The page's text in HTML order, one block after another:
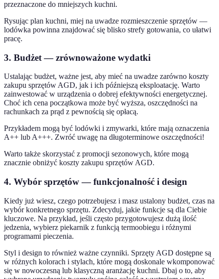
przeznaczone do mniejszych kuchni.
Rysując plan kuchni, miej na uwadze rozmieszczenie sprzętów —
lodówka powinna znajdować się blisko strefy gotowania, co ułatwi
pracę.
3. Budżet — zrównoważone wydatki
Ustalając budżet, ważne jest, aby mieć na uwadze zarówno koszty
zakupu sprzętów AGD, jak i ich późniejszą eksploatację. Warto
zainwestować w urządzenia o dobrej efektywności energetycznej.
Choć ich cena początkowa może być wyższa, oszczędności na
rachunkach za prąd z pewnością się opłacą.
Przykładem mogą być lodówki i zmywarki, które mają oznaczenia
A++ lub A+++. Zwróć uwagę na długoterminowe oszczędności!
Warto także skorzystać z promocji sezonowych, które mogą
znacznie obniżyć koszty zakupu sprzętów AGD.
4. Wybór sprzętów — funkcjonalność i design
Kiedy już wiesz, czego potrzebujesz i masz ustalony budżet, czas na
wybór konkretnego sprzętu. Zdecyduj, jakie funkcje są dla Ciebie
kluczowe. Na przykład, jeśli często przygotowujesz dużą ilość
jedzenia, wybierz piekarnik z funkcją termoobiegu i różnymi
programami pieczenia.
Styl i design to również ważne czynniki. Sprzęty AGD dostępne są
w różnych kolorach i stylach, które mogą doskonale wkomponować
się w nowoczesną lub klasyczną aranżację kuchni. Dbaj o to, aby